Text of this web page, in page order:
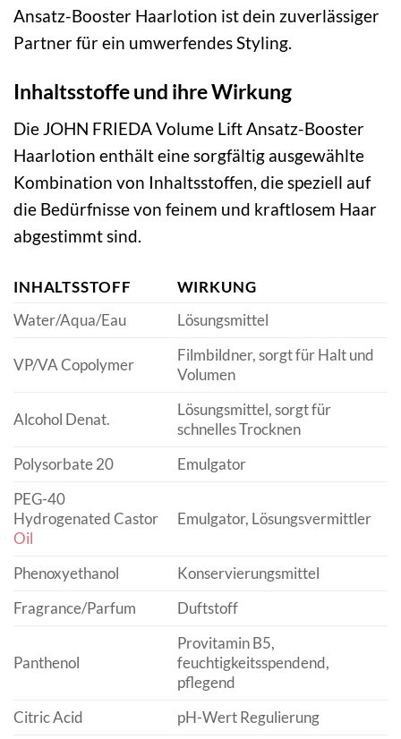
Ansatz-Booster Haarlotion ist dein zuverlässiger
Partner für ein umwerfendes Styling.
Inhaltsstoffe und ihre Wirkung
Die JOHN FRIEDA Volume Lift Ansatz-Booster
Haarlotion enthält eine sorgfältig ausgewählte
Kombination von Inhaltsstoffen, die speziell auf
die Bedürfnisse von feinem und kraftlosem Haar
abgestimmt sind.
INHALTSSTOFF
WIRKUNG
Water/Aqua/Eau
Lösungsmittel
VP/VA Copolymer
Filmbildner, sorgt für Halt und
Volumen
Alcohol Denat.
Lösungsmittel, sorgt für
schnelles Trocknen
Polysorbate 20
Emulgator
PEG-40
Hydrogenated Castor
Oil
Emulgator, Lösungsvermittler
Phenoxyethanol
Konservierungsmittel
Fragrance/Parfum
Duftstoff
Panthenol
Provitamin B5,
feuchtigkeitsspendend,
pflegend
Citric Acid
pH-Wert Regulierung